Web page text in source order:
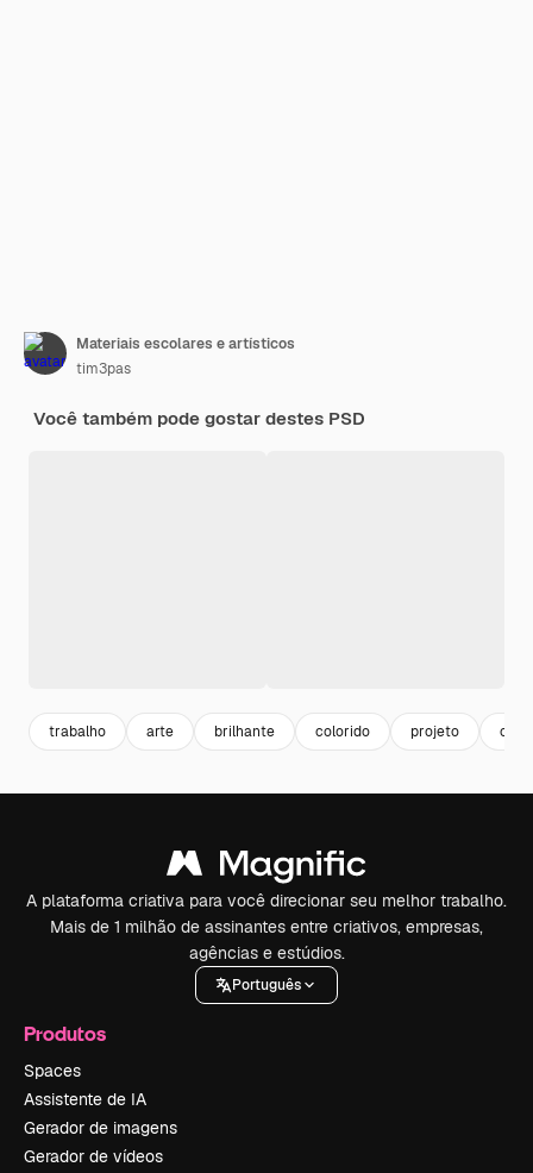
Materiais escolares e artísticos
tim3pas
Você também pode gostar destes PSD
trabalho arte brilhante colorido projeto
A plataforma criativa para você direcionar seu melhor trabalho.
Mais de 1 milhão de assinantes entre criativos, empresas,
agências e estúdios.
Português
Produtos
Spaces
Assistente de IA
Gerador de imagens
Gerador de vídeos